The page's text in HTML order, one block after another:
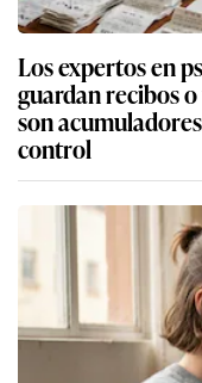
Los expertos en
guardan recibos
son
control